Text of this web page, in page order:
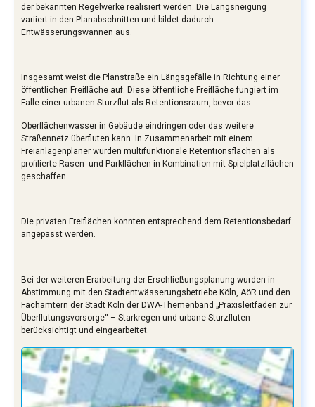
der bekannten Regelwerke realisiert werden. Die Längsneigung
variiert in den Planabschnitten und bildet dadurch
Entwässerungswannen aus.
Insgesamt weist die Planstraße ein Längsgefälle in Richtung einer
öffentlichen Freifläche auf. Diese öffentliche Freifläche fungiert im
Falle einer urbanen Sturzflut als Retentionsraum, bevor das
Oberflächenwasser in Gebäude eindringen oder das weitere
Straßennetz überfluten kann. In Zusammenarbeit mit einem
Freianlagenplaner wurden multifunktionale Retentionsflächen als
profilierte Rasen- und Parkflächen in Kombination mit Spielplatzflächen
geschaffen.
Die privaten Freiflächen konnten entsprechend dem Retentionsbedarf
angepasst werden.
Bei der weiteren Erarbeitung der Erschließungsplanung wurden in
Abstimmung mit den Stadtentwässerungsbetriebe Köln, AöR und den
Fachämtern der Stadt Köln der DWA-Themenband „Praxisleitfaden zur
Überflutungsvorsorge“ – Starkregen und urbane Sturzfluten
berücksichtigt und eingearbeitet.